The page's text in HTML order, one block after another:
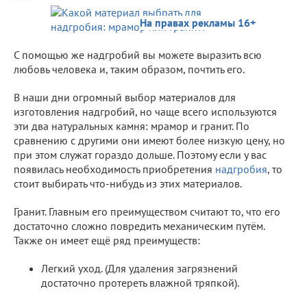
На правах рекламы 16+
С помощью же надгробий вы можете выразить всю
любовь человека и, таким образом, почтить его.
В наши дни огромный выбор материалов для
изготовления надгробий, но чаще всего используются
эти два натуральных камня: мрамор и гранит. По
сравнению с другими они имеют более низкую цену, но
при этом служат гораздо дольше. Поэтому если у вас
появилась необходимость приобретения надгробия, то
стоит выбирать что-нибудь из этих материалов.
Гранит. Главным его преимуществом считают то, что его
достаточно сложно повредить механическим путём.
Также он имеет ещё ряд преимуществ:
Легкий уход. (Для удаления загрязнений
достаточно протереть влажной тряпкой).